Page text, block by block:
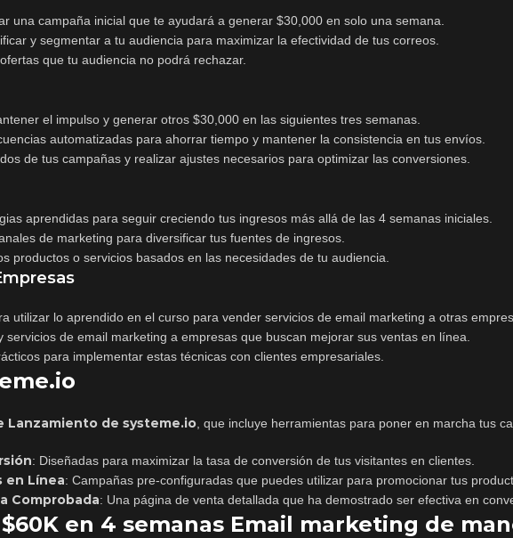
una campaña inicial que te ayudará a generar $30,000 en solo una semana.
y segmentar a tu audiencia para maximizar la efectividad de tus correos.
que tu audiencia no podrá rechazar.
el impulso y generar otros $30,000 en las siguientes tres semanas.
automatizadas para ahorrar tiempo y mantener la consistencia en tus envíos.
de tus campañas y realizar ajustes necesarios para optimizar las conversiones.
aprendidas para seguir creciendo tus ingresos más allá de las 4 semanas iniciales.
de marketing para diversificar tus fuentes de ingresos.
productos o servicios basados en las necesidades de tu audiencia.
utilizar lo aprendido en el curso para vender servicios de email marketing a otras
servicios de email marketing a empresas que buscan mejorar sus ventas en línea.
para implementar estas técnicas con clientes empresariales.
Lanzamiento de systeme.io , que incluye herramientas para poner en marcha tus
: Diseñadas para maximizar la tasa de conversión de tus visitantes en clientes.
en Línea: Campañas pre-configuradas que puedes utilizar para promocionar tus
Comprobada: Una página de venta detallada que ha demostrado ser efectiva en
en 4 semanas Email marketing de